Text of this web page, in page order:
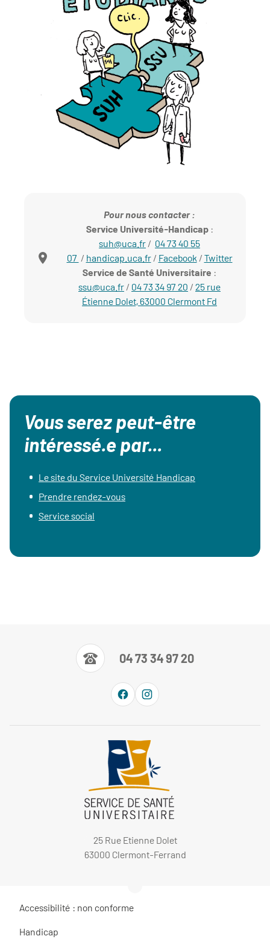
Pour nous contacter :
Service Université-Handicap :
suh@uca.fr / 04 73 40 55
07 / handicap.uca.fr/ Facebook / Twitter
Service de Santé Universitaire :
ssu@uca.fr / 04 73 34 97 20 / 25 rue
Étienne Dolet, 63000 Clermont Fd
Vous serez peut-être
intéressé.e par...
Le site du Service Université Handicap
Prendre rendez-vous
Service social
04 73 34 97 20
25 Rue Etienne Dolet
63000 Clermont-Ferrand
Accessibilité : non conforme
Handicap